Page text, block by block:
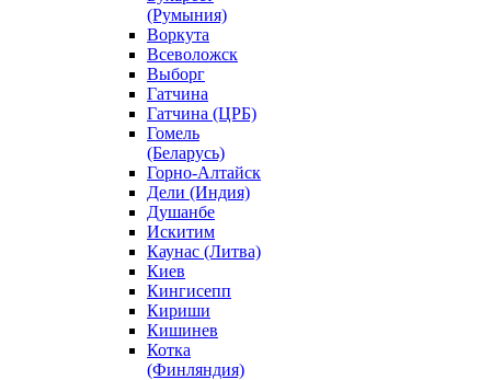
(Румыния)
Воркута
Всеволожск
Выборг
Гатчина
Гатчина (ЦРБ)
Гомель
(Беларусь)
Горно-Алтайск
Дели (Индия)
Душанбе
Искитим
Каунас (Литва)
Киев
Кингисепп
Кириши
Кишинев
Котка
(Финляндия)